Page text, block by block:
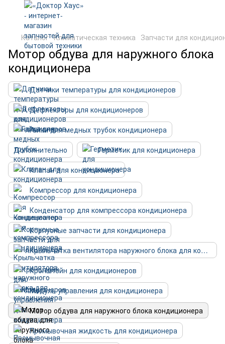
Каталог Климатическая техника Запчасти для
Мотор обдува для наружного блока
кондиционера
Датчики температуры для кондиционеров
Дефлекторы для кондиционеров
Гайки для медных трубок кондиционера
Дополнительно
Герметик для кондиционера
Клапан для кондиционера
Компрессор для кондиционера
Конденсатор для компрессора кондиционера
Корпусные запчасти для кондиционера
Крыльчатка вентилятора наружного блока для кондиционера
Кронштейн для кондиционеров
Модуль управления для кондиционера
Мотор обдува для наружного блока кондиционера
Промывочная жидкость для кондиционера